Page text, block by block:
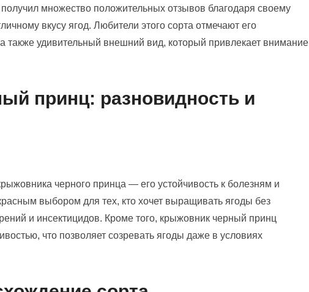
множество положительных отзывов благодаря своему
вкусу ягод. Любители этого сорта отмечают его
также удивительный внешний вид, который привлекает внимание
принц: разновидность и
черного принца — его устойчивость к болезням и
выбором для тех, кто хочет выращивать ягоды без
и инсектицидов. Кроме того, крыжовник черный принц
что позволяет созревать ягоды даже в условиях